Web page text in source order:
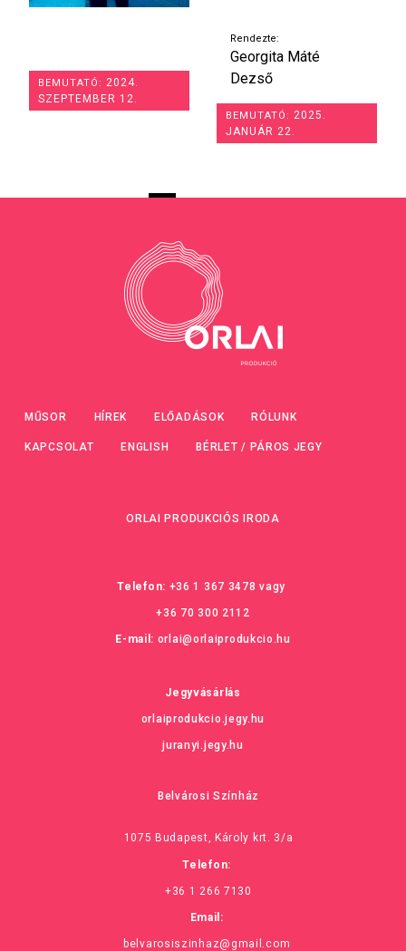
BEMUTATÓ: 2024.
SZEPTEMBER 12.
Rendezte:
Georgita Máté
Dezső
BEMUTATÓ: 2025.
JANUÁR 22.
MŰSOR HÍREK ELŐADÁSOK RÓLUNK
KAPCSOLAT ENGLISH BÉRLET / PÁROS JEGY
ORLAI PRODUKCIÓS IRODA
Telefon: +36 1 367 3478 vagy
+36 70 300 2112
E-mail: orlai@orlaiprodukcio.hu
Jegyvásárlás
orlaiprodukcio.jegy.hu
juranyi.jegy.hu
Belvárosi Színház
1075 Budapest, Károly krt. 3/a
Telefon:
+36 1 266 7130
Email:
belvarosiszinhaz@gmail.com